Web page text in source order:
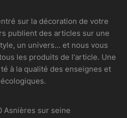
sur la décoration de votre
publient des articles sur une
un univers... et nous vous
les produits de l'article. Une
à la qualité des enseignes et
Asnières sur seine